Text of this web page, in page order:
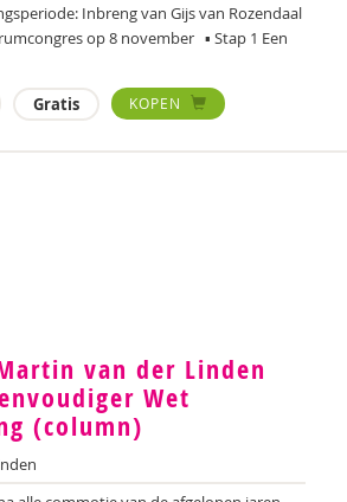
Inbreng van Gijs van Rozendaal
op 8 november ▪ Stap 1 Een
Gratis KOPEN
van der Linden
Wet
(column)